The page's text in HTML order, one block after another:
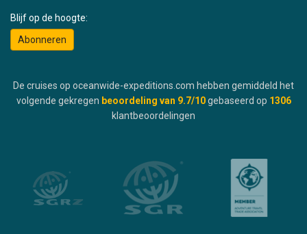
Blijf op de hoogte:
Abonneren
De cruises op oceanwide-expeditions.com hebben gemiddeld het
volgende gekregen beoordeling van 9.7/10 gebaseerd op 1306
klantbeoordelingen